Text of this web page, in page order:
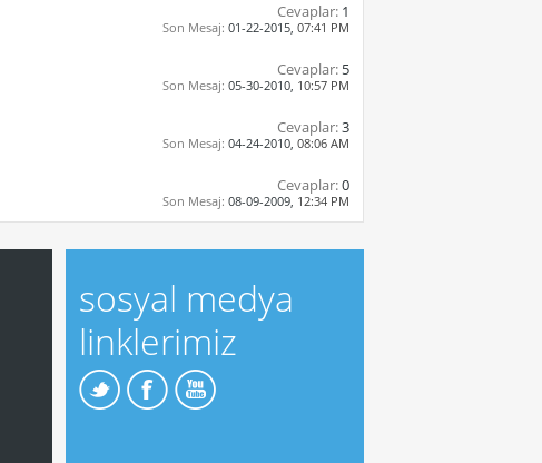
Cevaplar: 1
Son Mesaj: 01-22-2015, 07:41 PM
Cevaplar: 5
Son Mesaj: 05-30-2010, 10:57 PM
Cevaplar:3
Son Mesaj: 04-24-2010, 08:06 AM
Cevaplar:0
Son Mesaj: 08-09-2009, 12:34 PM
sosyal medya
linklerimiz